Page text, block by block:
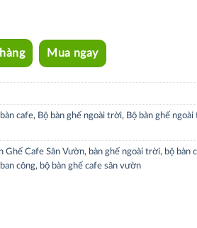
Mua ngay
cafe, Bộ bàn ghế ngoài trời, Bộ bàn ghế
Ghế Cafe Sân Vườn, bàn ghế ngoài trời, bộ bàn
công, bộ bàn ghế cafe sân vườn